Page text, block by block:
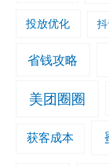
投放优化
省钱攻略
美团圈圈
获客成本